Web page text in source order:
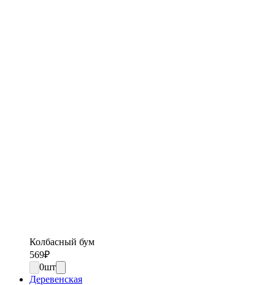
Колбасный бум
569₽
0шт
Деревенская